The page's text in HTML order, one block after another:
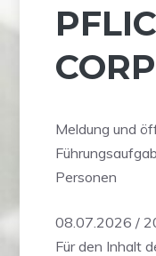
Meldung und
Personen
08.07.2026 /
Für den Inhalt